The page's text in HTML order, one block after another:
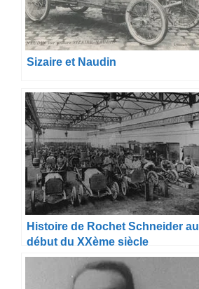
Sizaire et Naudin
Histoire de Rochet Schneider au
début du XXème siècle